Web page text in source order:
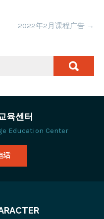
2022年2月课程广告 →
육센터
Education Center
话